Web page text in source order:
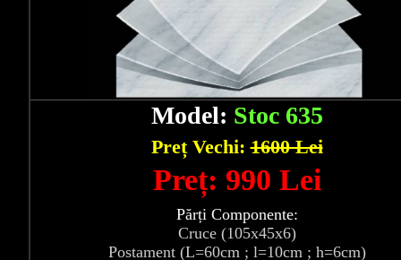
Model: Stoc 635
Preț Vechi:1600 Lei
Preț: 990 Lei
Părți Componente:
Cruce (105x45x6)
Postament (L=60cm ; l=10cm ; h=6cm)